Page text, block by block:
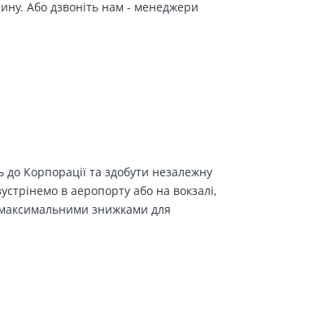
Або дзвоніть нам - менеджери
Корпорації та здобути незалежну
в аеропорту або на вокзалі,
максимальними знижками для